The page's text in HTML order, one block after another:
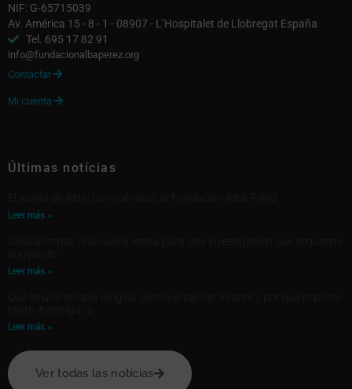
NIF: G-65715039
Av. América 15 - 8 - 1 - 08907 - L’Hospitalet de Llobregat España
Tel. 695 17 82 91
info@fundacionalbaperez.org
Contactar 
Mi cuenta 
Últimas notícias
Leer más »
Leer más »
Leer más »
Ver todas las notícias